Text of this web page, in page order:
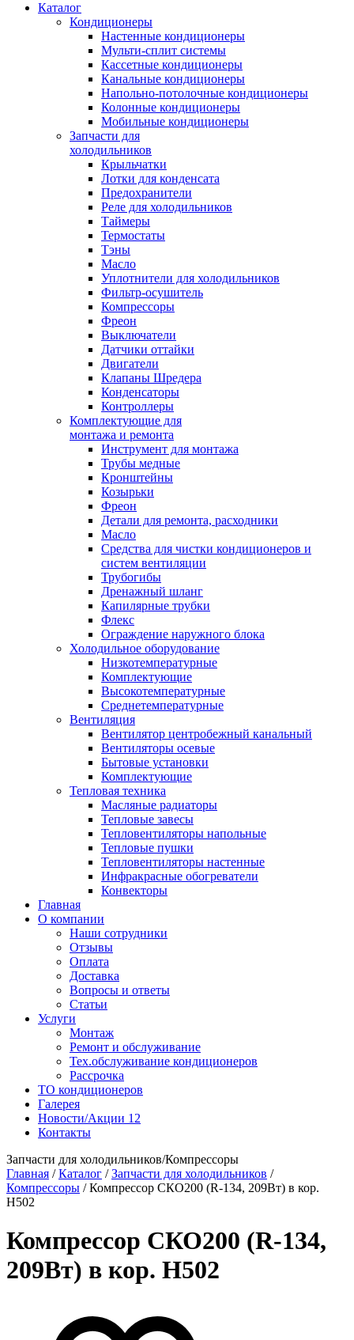
Каталог
Кондиционеры
Настенные кондиционеры
Мульти-сплит системы
Кассетные кондиционеры
Канальные кондиционеры
Напольно-потолочные кондиционеры
Колонные кондиционеры
Мобильные кондиционеры
Запчасти для
холодильников
Крыльчатки
Лотки для конденсата
Предохранители
Реле для холодильников
Таймеры
Термостаты
Тэны
Масло
Уплотнители для холодильников
Фильтр-осушитель
Компрессоры
Фреон
Выключатели
Датчики оттайки
Двигатели
Клапаны Шредера
Конденсаторы
Контроллеры
Комплектующие для
монтажа и ремонта
Инструмент для монтажа
Трубы медные
Кронштейны
Козырьки
Фреон
Детали для ремонта, расходники
Масло
Средства для чистки кондиционеров и
систем вентиляции
Трубогибы
Дренажный шланг
Капилярные трубки
Флекс
Ограждение наружного блока
Холодильное оборудование
Низкотемпературные
Комплектующие
Высокотемпературные
Среднетемпературные
Вентиляция
Вентилятор центробежный канальный
Вентиляторы осевые
Бытовые установки
Комплектующие
Тепловая техника
Масляные радиаторы
Тепловые завесы
Тепловентиляторы напольные
Тепловые пушки
Тепловентиляторы настенные
Инфракрасные обогреватели
Конвекторы
Главная
О компании
Наши сотрудники
Отзывы
Оплата
Доставка
Вопросы и ответы
Статьи
Услуги
Монтаж
Ремонт и обслуживание
Тех.обслуживание кондиционеров
Рассрочка
ТО кондиционеров
Галерея
Новости/Акции 12
Контакты
Запчасти для холодильников/Компрессоры
Главная /Каталог /Запчасти для холодильников /
Компрессоры /Компрессор СКО200 (R-134, 209Вт) в кор.
Н502
Компрессор СКО200 (R-134,
209Вт) в кор. Н502